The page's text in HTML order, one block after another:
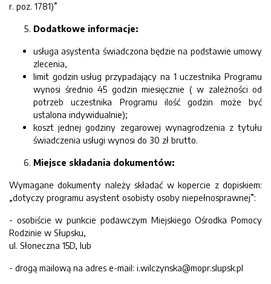
r. poz. 1781)”
Dodatkowe informacje:
usługa asystenta świadczona będzie na podstawie umowy
zlecenia,
limit godzin usług przypadający na 1 uczestnika Programu
wynosi średnio 45 godzin miesięcznie ( w zależności od
potrzeb uczestnika Programu ilość godzin może być
ustalona indywidualnie);
koszt jednej godziny zegarowej wynagrodzenia z tytułu
świadczenia usługi wynosi do 30 zł brutto.
Miejsce składania dokumentów:
Wymagane dokumenty należy składać w kopercie z dopiskiem:
„dotyczy programu asystent osobisty osoby niepełnosprawnej”:
- osobiście w punkcie podawczym Miejskiego Ośrodka Pomocy
Rodzinie w Słupsku,
ul. Słoneczna 15D, lub
- drogą mailową na adres e-mail: i.wilczynska@mopr.slupsk.pl